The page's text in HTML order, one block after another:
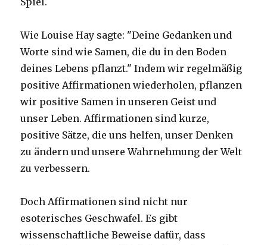
Wie Louise Hay sagte: "Deine Gedanken und
Worte sind wie Samen, die du in den Boden
deines Lebens pflanzt." Indem wir regelmäßig
positive Affirmationen wiederholen, pflanzen
wir positive Samen in unseren Geist und
unser Leben. Affirmationen sind kurze,
positive Sätze, die uns helfen, unser Denken
zu ändern und unsere Wahrnehmung der Welt
zu verbessern.
Doch Affirmationen sind nicht nur
esoterisches Geschwafel. Es gibt
wissenschaftliche Beweise dafür, dass